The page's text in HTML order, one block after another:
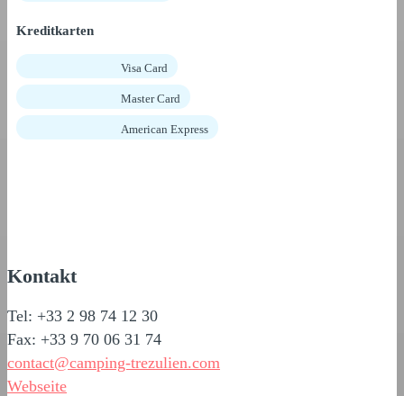
Kreditkarten
Visa Card
Master Card
American Express
Kontakt
Tel: +33 2 98 74 12 30
Fax: +33 9 70 06 31 74
contact@camping-trezulien.com
Webseite